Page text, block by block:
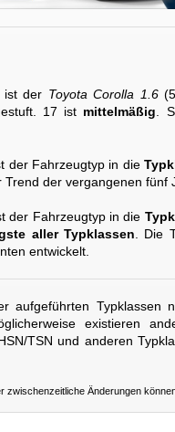
ist der Toyota Corolla 1.6
17 ist mittelmäßig .
der Fahrzeugtyp in die
Trend der vergangenen
der Fahrzeugtyp in die
aller Typklassen. Die
entwickelt.
aufgeführten Typklassen
existieren
TSN und anderen
zwischenzeitliche Änderungen